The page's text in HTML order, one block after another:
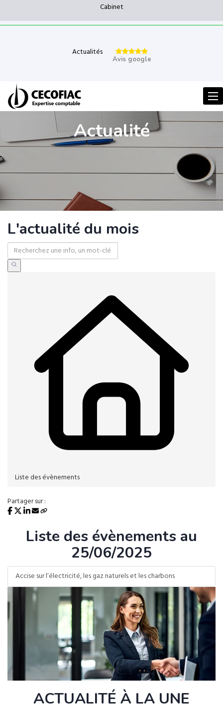
Cabinet
Actualités
Avis google
Actualité
L'actualité du mois
Liste des évènements
Partager sur :
Liste des évènements au
25/06/2025
Accise sur l’électricité, les gaz naturels et les charbons
ACTUALITÉ À LA UNE